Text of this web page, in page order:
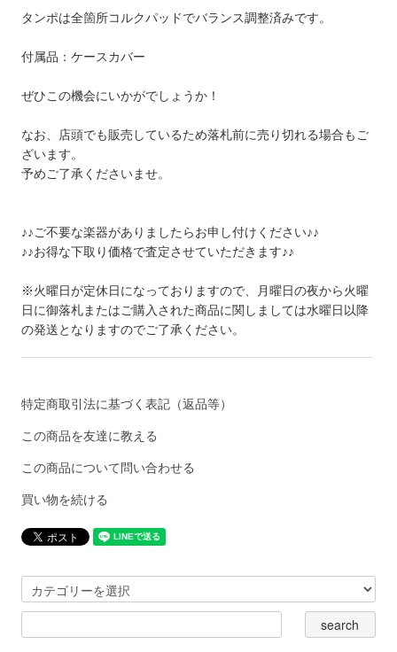
タンポは全箇所コルクパッドでバランス調整済みです。
付属品：ケースカバー
ぜひこの機会にいかがでしょうか！
なお、店頭でも販売しているため落札前に売り切れる場合もご
ざいます。
予めご了承くださいませ。
♪♪ご不要な楽器がありましたらお申し付けください♪♪
♪♪お得な下取り価格で査定させていただきます♪♪
※火曜日が定休日になっておりますので、月曜日の夜から火曜
日に御落札またはご購入された商品に関しましては水曜日以降
の発送となりますのでご了承ください。
特定商取引法に基づく表記（返品等）
この商品を友達に教える
この商品について問い合わせる
買い物を続ける